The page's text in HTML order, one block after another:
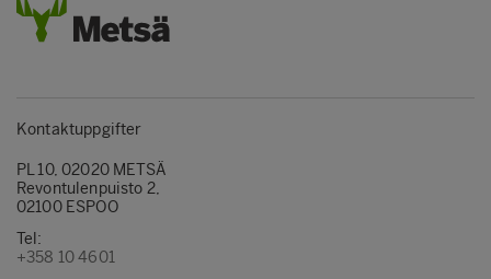
Kontaktuppgifter
PL 10, 02020 METSÄ
Revontulenpuisto 2,
02100 ESPOO
Tel:
+358 10 4601